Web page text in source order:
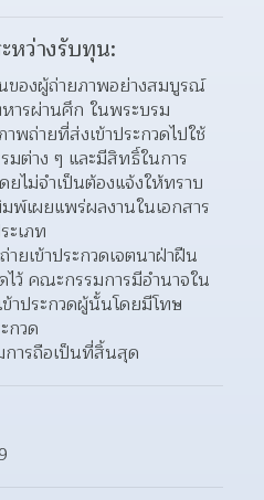
หว่างรับทุน:
ของผู้ถ่ายภาพอย่างสมบูรณ์
ารผ่านศึก ในพระบรม
พถ่ายที่ส่งเข้าประกวดไปใช้
ต่าง ๆ และมีสิทธิ์ในการ
ไม่จําเป็นต้องแจ้งให้ทราบ
พ์เผยแพร่ผลงานในเอกสาร
ะเภท
ยเข้าประกวดเจตนาฝ่าฝืน
ว้ คณะกรรมการมีอํานาจใน
าประกวดผู้นั้นโดยมีโทษ
กวด
ารถือเป็นที่สิ้นสุด